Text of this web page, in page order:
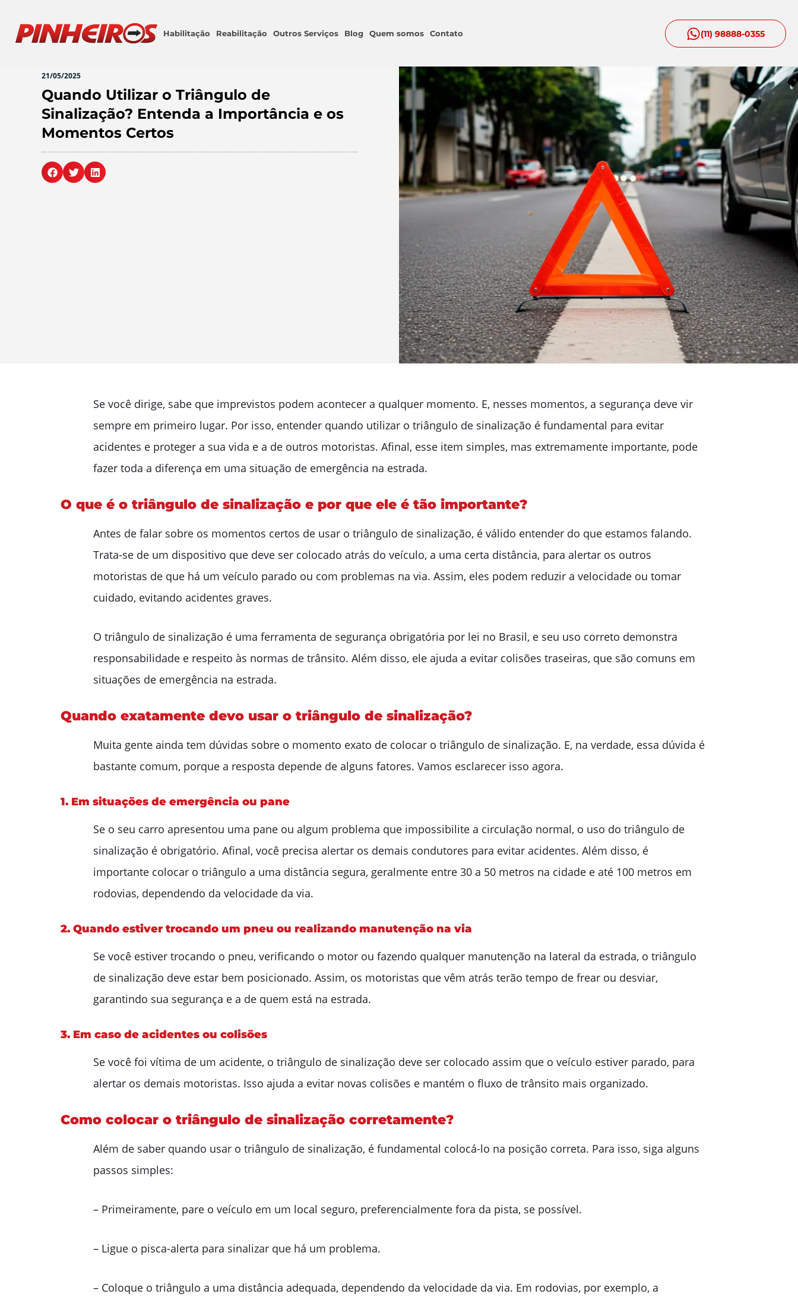
Habilitação Reabilitação Outros Serviços Blog Quem somos Contato (11) 98888-0355
21/05/2025
Quando Utilizar o Triângulo de
Sinalização? Entenda a Importância e os
Momentos Certos
Se você dirige, sabe que imprevistos podem acontecer a qualquer momento. E, nesses momentos, a segurança deve vir
sempre em primeiro lugar. Por isso, entender quando utilizar o triângulo de sinalização é fundamental para evitar
acidentes e proteger a sua vida e a de outros motoristas. Afinal, esse item simples, mas extremamente importante, pode
fazer toda a diferença em uma situação de emergência na estrada.
O que é o triângulo de sinalização e por que ele é tão importante?
Antes de falar sobre os momentos certos de usar o triângulo de sinalização, é válido entender do que estamos falando.
Trata-se de um dispositivo que deve ser colocado atrás do veículo, a uma certa distância, para alertar os outros
motoristas de que há um veículo parado ou com problemas na via. Assim, eles podem reduzir a velocidade ou tomar
cuidado, evitando acidentes graves.
O triângulo de sinalização é uma ferramenta de segurança obrigatória por lei no Brasil, e seu uso correto demonstra
responsabilidade e respeito às normas de trânsito. Além disso, ele ajuda a evitar colisões traseiras, que são comuns em
situações de emergência na estrada.
Quando exatamente devo usar o triângulo de sinalização?
Muita gente ainda tem dúvidas sobre o momento exato de colocar o triângulo de sinalização. E, na verdade, essa dúvida é
bastante comum, porque a resposta depende de alguns fatores. Vamos esclarecer isso agora.
1. Em situações de emergência ou pane
Se o seu carro apresentou uma pane ou algum problema que impossibilite a circulação normal, o uso do triângulo de
sinalização é obrigatório. Afinal, você precisa alertar os demais condutores para evitar acidentes. Além disso, é
importante colocar o triângulo a uma distância segura, geralmente entre 30 a 50 metros na cidade e até 100 metros em
rodovias, dependendo da velocidade da via.
2. Quando estiver trocando um pneu ou realizando manutenção na via
Se você estiver trocando o pneu, verificando o motor ou fazendo qualquer manutenção na lateral da estrada, o triângulo
de sinalização deve estar bem posicionado. Assim, os motoristas que vêm atrás terão tempo de frear ou desviar,
garantindo sua segurança e a de quem está na estrada.
3. Em caso de acidentes ou colisões
Se você foi vítima de um acidente, o triângulo de sinalização deve ser colocado assim que o veículo estiver parado, para
alertar os demais motoristas. Isso ajuda a evitar novas colisões e mantém o fluxo de trânsito mais organizado.
Como colocar o triângulo de sinalização corretamente?
Além de saber quando usar o triângulo de sinalização, é fundamental colocá-lo na posição correta. Para isso, siga alguns
passos simples:
– Primeiramente, pare o veículo em um local seguro, preferencialmente fora da pista, se possível.
– Ligue o pisca-alerta para sinalizar que há um problema.
– Coloque o triângulo a uma distância adequada, dependendo da velocidade da via. Em rodovias, por exemplo, a